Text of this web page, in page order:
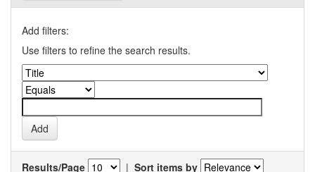
Add filters:
Use filters to refine the search results.
Results/Page | Sort items by